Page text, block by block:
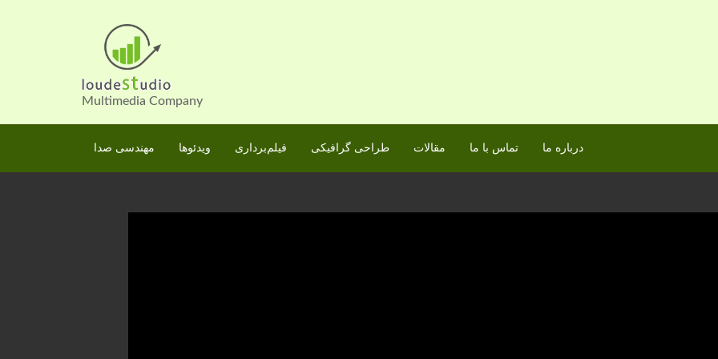
Multimedia Company
مهندسی صدا ویدئوها فیلم‌برداری طراحی گرافیکی مقالات تماس با ما درباره ما